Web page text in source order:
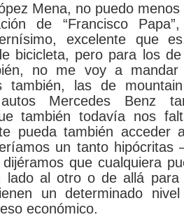
Mena, no puedo menos
de “Francisco
excelente que
bicicleta, pero para los
no me voy a
también, las de
Mercedes Benz
también todavía nos
pueda también acceder
un tanto hipócritas
que cualquiera
lado al otro o de allá para
un determinado
económico.